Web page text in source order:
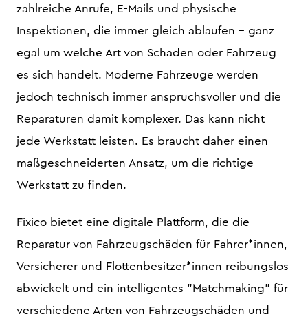
zahlreiche Anrufe, E-Mails und physische
Inspektionen, die immer gleich ablaufen - ganz
egal um welche Art von Schaden oder Fahrzeug
es sich handelt. Moderne Fahrzeuge werden
jedoch technisch immer anspruchsvoller und die
Reparaturen damit komplexer. Das kann nicht
jede Werkstatt leisten. Es braucht daher einen
maßgeschneiderten Ansatz, um die richtige
Werkstatt zu finden.
Fixico bietet eine digitale Plattform, die die
Reparatur von Fahrzeugschäden für Fahrer*innen,
Versicherer und Flottenbesitzer*innen reibungslos
abwickelt und ein intelligentes "Matchmaking" für
verschiedene Arten von Fahrzeugschäden und